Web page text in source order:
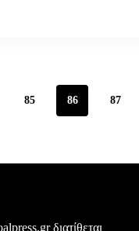
85 86 87
διατίθεται